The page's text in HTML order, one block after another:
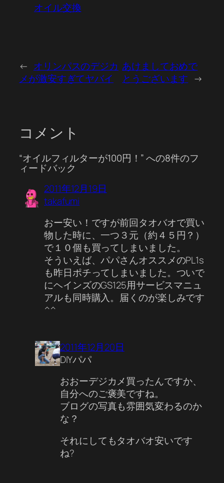
オイル交換
← オリンパスのデジカ
メが激安すぎてヤバイ
あけましておめで
とうございます →
コメント
“オイルフィルターが100円！” への8件のフ
ィードバック
2011年12月19日
takafumi
おー安い！ですが前回タオバオで買い
物した時に、一つ３元（約４５円？）
で１０個も買ってしまいました。
そういえば、パパさんオススメのPL1s
も昨日ポチってしまいました。ついで
にヘインズのGS125用サービスマニュ
アルも同時購入。届くのが楽しみです
^^
2011年12月20日
DIYパパ
おおーデジカメ買ったんですか、
自分へのご褒美ですね。
ブログの写真も雰囲気変わるのか
な？
それにしてもタオバオ安いです
ね?